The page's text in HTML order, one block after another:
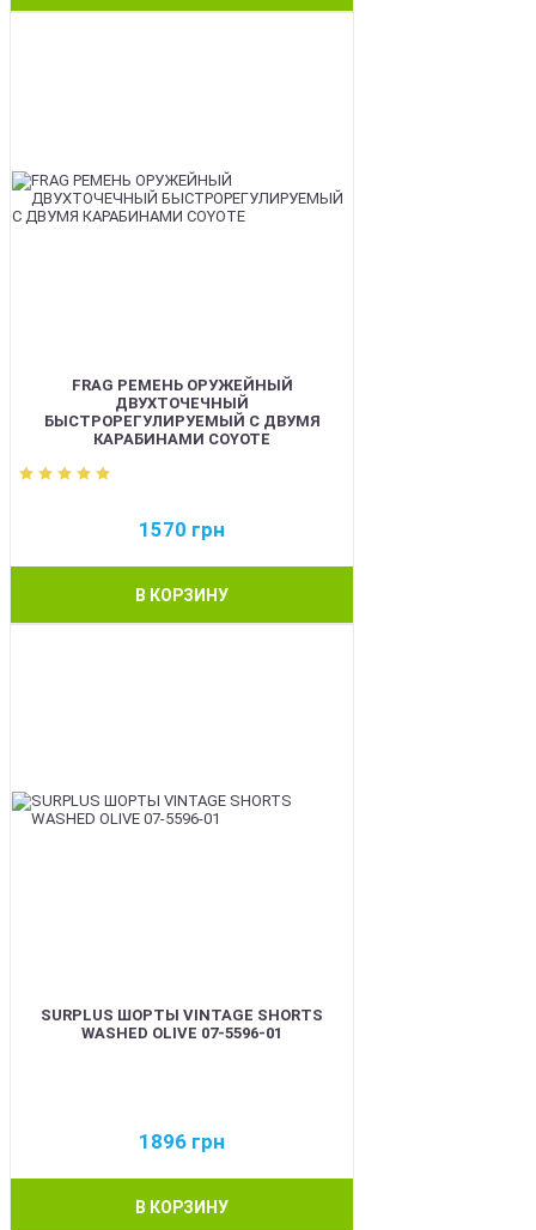
FRAG РЕМЕНЬ ОРУЖЕЙНЫЙ
ДВУХТОЧЕЧНЫЙ
БЫСТРОРЕГУЛИРУЕМЫЙ С ДВУМЯ
КАРАБИНАМИ COYOTE
1570 грн
В КОРЗИНУ
SURPLUS ШОРТЫ VINTAGE SHORTS
WASHED OLIVE 07-5596-01
1896 грн
В КОРЗИНУ